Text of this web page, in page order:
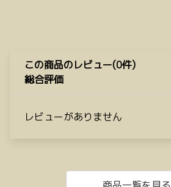
この商品のレビュー(0件)
総合評価
レビューがありません